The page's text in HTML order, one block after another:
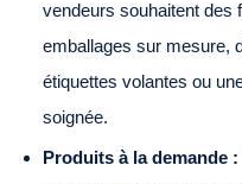
vendeurs souhaitent des
emballages sur mesure,
étiquettes volantes ou
soignée.
Produits à la demande :